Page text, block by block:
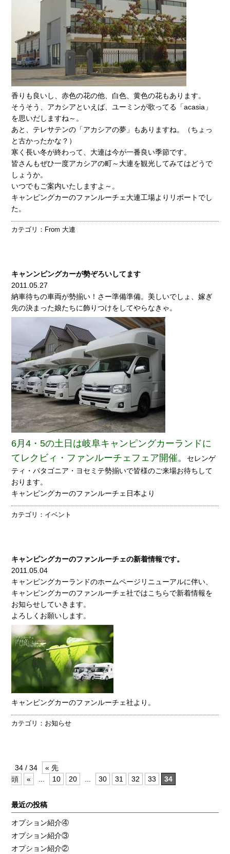
香りも良いし、赤色の花の他、白色、黄色の花もあります。
そうそう、アカシアといえば、ユーミンが歌ってる「acasia」
を思いだしますね～。
あと、テレサテンの「アカシアの夢」もありますね。（ちょっ
と古かったかな？）
寒く長い冬が終わって、大連は今が一番良い季節です。
皆さんもぜひ一度アカシアの町～大連を観光してみてはどうで
しょうか。
いつでもご案内いたしますよ～。
キャンピングカーのファンルーチェ大連工場よりリポートでし
た。
カテゴリ： From 大連
キャンンピングカーが勢ぞろいしてます
2011.05.27
納車待ちの車両が勢揃い！さー準備準備。美しいでしょ、嫁ぎ
先の決まった娘たちに飾りつけをしてやらなきゃ。
6月4・5の土日は岐阜キャンピングカーランドに
てレクビィ・ファンルーチェフェア開催。
セレンゲ
ティ・パタゴニア・ヨセミテ勢揃いで皆様のご来場お待ちして
おります。
キャンピングカーのファンルーチェ日本より
カテゴリ： イベント
キャンピングカーのファンルーチェの新着情報です。
2011.05.04
キャンピングカーランドのホームページリニューアルに伴い、
キャンピングカーのファンルーチェ社ではこちらで新着情報を
お知らせしていきます。
よろしくお願いします。
キャンピングカーのファンルーチェ社より。
カテゴリ： お知らせ
34 / 34
« 先
頭
« ... 10 20 ... 30 31 32 33 34
最近の投稿
オプション紹介④
オプション紹介③
オプション紹介②